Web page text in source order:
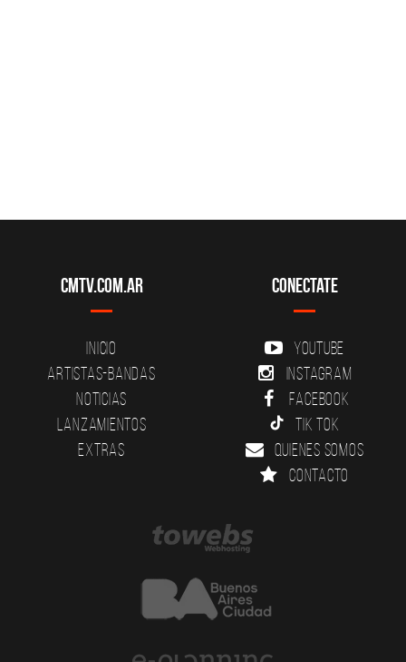
CMTV.com.ar
Inicio
Artistas-Bandas
Noticias
Lanzamientos
Extras
Conectate
YouTube
Instagram
Facebook
Tik Tok
Quienes somos
Contacto